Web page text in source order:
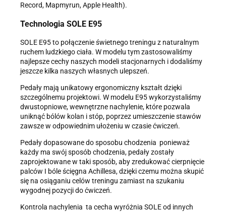
Record, Mapmyrun, Apple Health).
Technologia SOLE E95
SOLE E95 to połączenie świetnego treningu z naturalnym
ruchem ludzkiego ciała. W modelu tym zastosowaliśmy
najlepsze cechy naszych modeli stacjonarnych i dodaliśmy
jeszcze kilka naszych własnych ulepszeń.
Pedały mają unikatowy ergonomiczny kształt dzięki
szczególnemu projektowi. W modelu E95 wykorzystaliśmy
dwustopniowe, wewnętrzne nachylenie, które pozwala
uniknąć bólów kolan i stóp, poprzez umieszczenie stawów
zawsze w odpowiednim ułożeniu w czasie ćwiczeń.
Pedały dopasowane do sposobu chodzenia ­ ponieważ
każdy ma swój sposób chodzenia, pedały zostały
zaprojektowane w taki sposób, aby zredukować cierpnięcie
palców I bóle ścięgna Achillesa, dzięki czemu można skupić
się na osiąganiu celów treningu zamiast na szukaniu
wygodnej pozycji do ćwiczeń.
Kontrola nachylenia ­ ta cecha wyróżnia SOLE od innych